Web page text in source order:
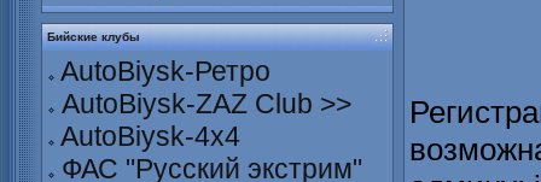
Бийские клубы
AutoBiysk-Ретро
AutoBiysk-ZAZ Club >>
AutoBiysk-4x4
ФАС "Русский экстрим"